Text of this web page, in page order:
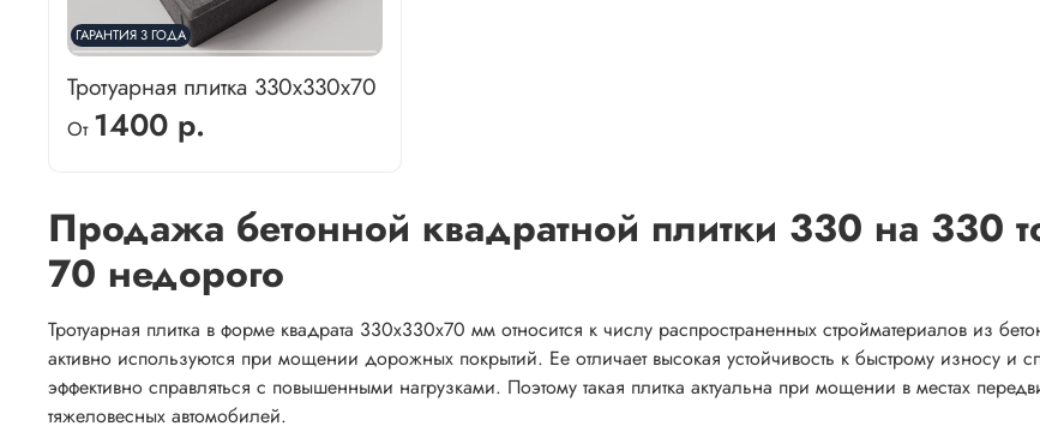
ГАРАНТИЯ 3 ГОДА
Тротуарная плитка 330х330х70
От 1400 р.
Продажа бетонной квадратной плитки 330 на 330
70 недорого
Тротуарная плитка в форме квадрата 330х330х70 мм относится к числу распространенных стройматериалов из
активно используются при мощении дорожных покрытий. Ее отличает высокая устойчивость к быстрому износу и
эффективно справляться с повышенными нагрузками. Поэтому такая плитка актуальна при мощении в местах
тяжеловесных автомобилей.